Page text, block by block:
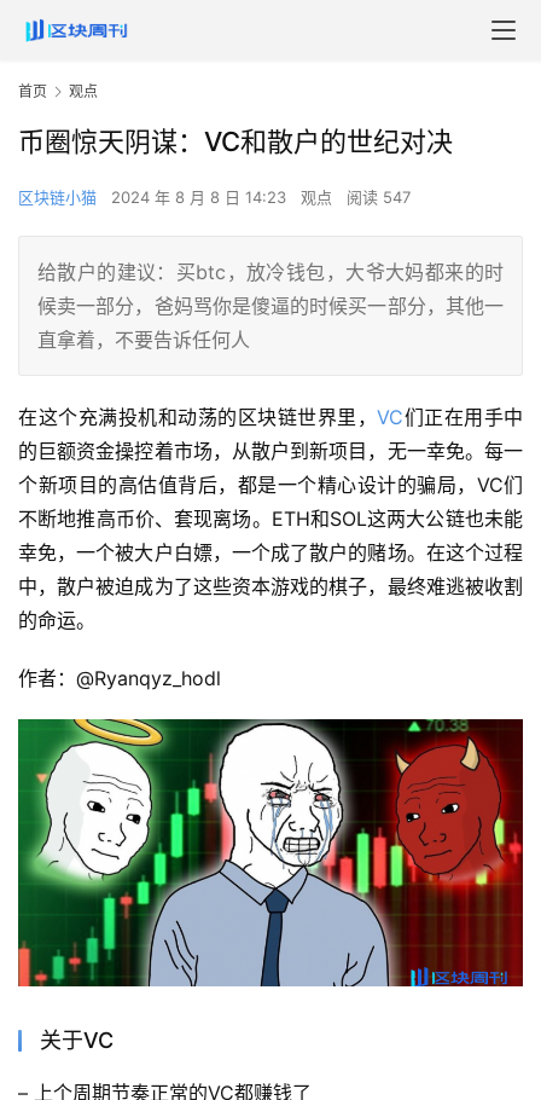
首页 观点
币圈惊天阴谋：VC和散户的世纪对决
区块链小猫 2024 年 8 月 8 日 14:23 观点 阅读 547
给散户的建议：买btc，放冷钱包，大爷大妈都来的时
候卖一部分，爸妈骂你是傻逼的时候买一部分，其他一
直拿着，不要告诉任何人
在这个充满投机和动荡的区块链世界里， VC们正在用手中
的巨额资金操控着市场，从散户到新项目，无一幸免。每一
个新项目的高估值背后，都是一个精心设计的骗局，VC们
不断地推高币价、套现离场。ETH和SOL这两大公链也未能
幸免，一个被大户白嫖，一个成了散户的赌场。在这个过程
中，散户被迫成为了这些资本游戏的棋子，最终难逃被收割
的命运。
作者：@Ryanqyz_hodl
关于VC
– 上个周期节奏正常的VC都赚钱了